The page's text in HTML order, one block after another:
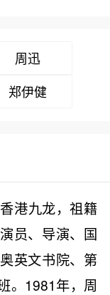
周迅
郑伊健
港九龙，祖籍
员、导演、国
英文书院、第
。1981年，周